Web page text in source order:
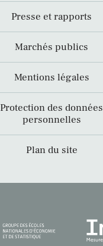
Presse et rapports
Marchés publics
Mentions légales
Protection des données
personnelles
Plan du site